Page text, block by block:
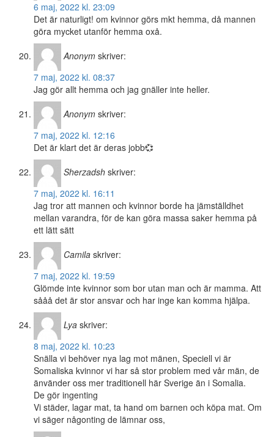
6 maj, 2022 kl. 23:09
Det är naturligt! om kvinnor görs mkt hemma, då mannen
göra mycket utanför hemma oxå.
Anonym skriver:
7 maj, 2022 kl. 08:37
Jag gör allt hemma och jag gnäller inte heller.
Anonym skriver:
7 maj, 2022 kl. 12:16
Det är klart det är deras jobb💞
Sherzadsh skriver:
7 maj, 2022 kl. 16:11
Jag tror att mannen och kvinnor borde ha jämställdhet
mellan varandra, för de kan göra massa saker hemma på
ett lätt sätt
Camila skriver:
7 maj, 2022 kl. 19:59
Glömde inte kvinnor som bor utan man och är mamma. Att
sååå det är stor ansvar och har inge kan komma hjälpa.
Lya skriver:
8 maj, 2022 kl. 10:23
Snälla vi behöver nya lag mot mänen, Speciell vi är
Somaliska kvinnor vi har så stor problem med vår män, de
änvänder oss mer traditionell här Sverige än i Somalia.
De gör ingenting
Vi städer, lagar mat, ta hand om barnen och köpa mat. Om
vi säger någonting de lämnar oss,